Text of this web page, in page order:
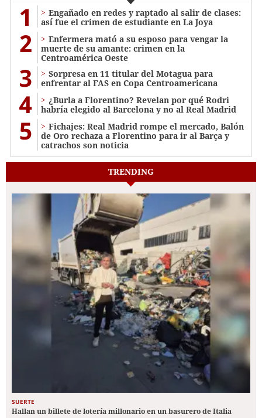
1
Engañado en redes y raptado al salir de clases:
así fue el crimen de estudiante en La Joya
2
Enfermera mató a su esposo para vengar la
muerte de su amante: crimen en la
Centroamérica Oeste
3
Sorpresa en 11 titular del Motagua para
enfrentar al FAS en Copa Centroamericana
4
¿Burla a Florentino? Revelan por qué Rodri
habría elegido al Barcelona y no al Real Madrid
5
Fichajes: Real Madrid rompe el mercado, Balón
de Oro rechaza a Florentino para ir al Barça y
catrachos son noticia
TRENDING
SUERTE
Hallan un billete de lotería millonario en un basurero de Italia